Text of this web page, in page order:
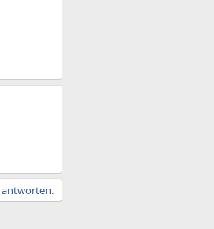
antworten.